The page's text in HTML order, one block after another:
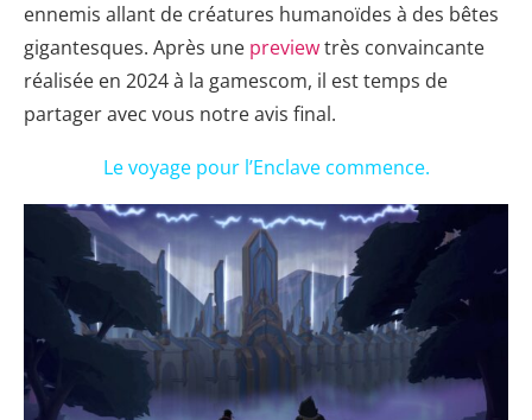
ennemis allant de créatures humanoïdes à des bêtes
gigantesques. Après une previewtrès convaincante
réalisée en 2024 à la gamescom, il est temps de
partager avec vous notre avis final.
Le voyage pour l’Enclave commence.